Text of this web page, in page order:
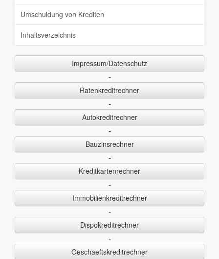
Umschuldung von Krediten
Inhaltsverzeichnis
Impressum/Datenschutz
-
Ratenkreditrechner
-
Autokreditrechner
-
Bauzinsrechner
-
Kreditkartenrechner
-
Immobilienkreditrechner
-
Dispokreditrechner
-
Geschaeftskreditrechner